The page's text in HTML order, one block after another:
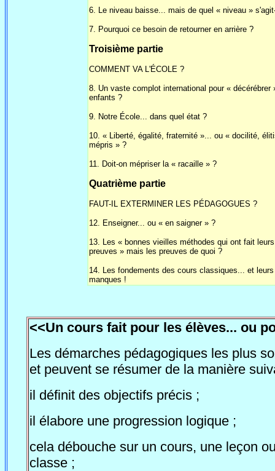
6. Le niveau baisse... mais de quel « niveau »
7. Pourquoi ce besoin de retourner en arrière ?
Troisième partie
COMMENT VA L'ÉCOLE ?
8. Un vaste complot international pour « décérébrer
enfants ?
9. Notre École... dans quel état ?
10. « Liberté, égalité, fraternité »... ou « docilité,
mépris » ?
11. Doit-on mépriser la « racaille » ?
Quatrième partie
FAUT-IL EXTERMINER LES PÉDAGOGUES ?
12. Enseigner... ou « en saigner » ?
13. Les « bonnes vieilles méthodes qui ont fait leurs
preuves » mais les preuves de quoi ?
14. Les fondements des cours classiques... et leurs
manques !
<<Un cours fait pour les élèves... ou
Les démarches pédagogiques les plus
et peuvent se résumer de la manière
il définit des objectifs précis ;
il élabore une progression logique ;
cela débouche sur un cours, une leçon
classe ;